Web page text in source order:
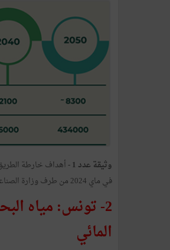
وثيقة عدد 1 -
في ماي 2024 من طرف وزارة الصناعة والطاقة والمناجم
2- تونس: مياه
المائي